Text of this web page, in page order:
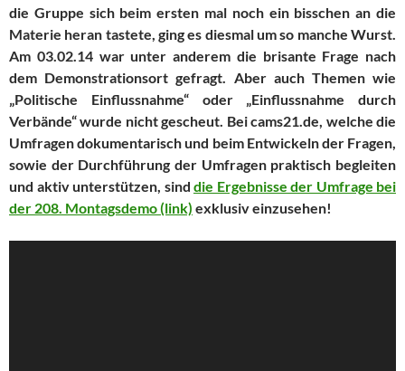
die Gruppe sich beim ersten mal noch ein bisschen an die
Materie heran tastete, ging es diesmal um so manche Wurst.
Am 03.02.14 war unter anderem die brisante Frage nach
dem Demonstrationsort gefragt. Aber auch Themen wie
„Politische Einflussnahme“ oder „Einflussnahme durch
Verbände“ wurde nicht gescheut. Bei cams21.de, welche die
Umfragen dokumentarisch und beim Entwickeln der Fragen,
sowie der Durchführung der Umfragen praktisch begleiten
und aktiv unterstützen, sind die Ergebnisse der Umfrage bei
der 208. Montagsdemo (link) exklusiv einzusehen!